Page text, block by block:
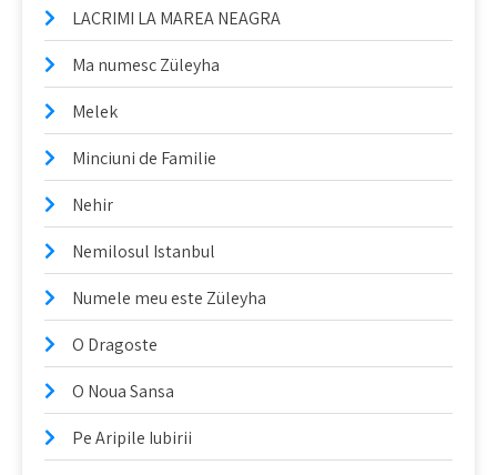
LACRIMI LA MAREA NEAGRA
Ma numesc Züleyha
Melek
Minciuni de Familie
Nehir
Nemilosul Istanbul
Numele meu este Züleyha
O Dragoste
O Noua Sansa
Pe Aripile Iubirii